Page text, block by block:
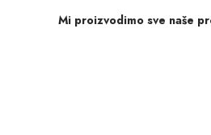
Mi proizvodimo sve naše